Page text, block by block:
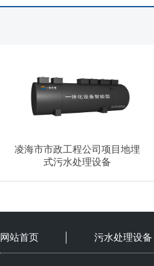
凌海市市政工程公司项目地埋
式污水处理设备
网站首页 污水处理设备